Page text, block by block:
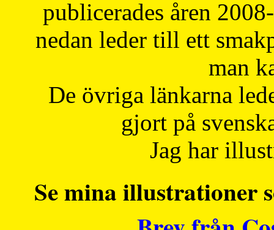
publicerades åren
nedan leder till ett
man
De övriga länkarna
gjort på
Jag har
Se mina illustrationer